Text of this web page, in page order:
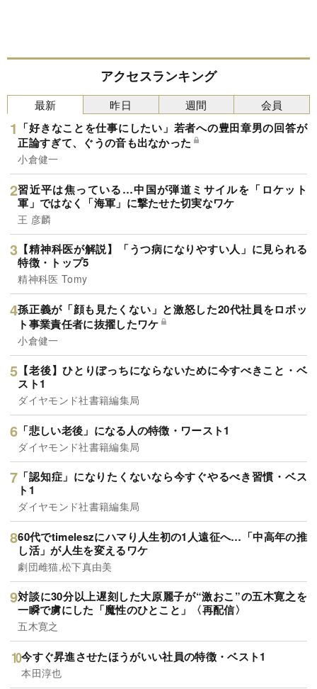
アクセスランキング
最新
「好きなことを仕事にしたい」若者への豊田章男の回答が
正論すぎて、ぐうの音も出なかった
小倉健一
習近平は焦っている…中国が弾道ミサイルを「ロケット
軍」ではなく「海軍」に撃たせた切実なワケ
王 彦麟
【精神科医が解説】「うつ病になりやすい人」に見られる
特徴・トップ5
精神科医 Tomy
孫正義が「顔も見たくない」と激怒した20代社員をロボッ
ト事業責任者に抜擢したワケ
小倉健一
【老後】ひとりぼっちにならないために今すべきこと・ベ
スト1
ダイヤモンド社書籍編集局
「悲しい老後」になる人の特徴・ワースト1
ダイヤモンド社書籍編集局
「認知症」になりたくないなら今すぐやるべき習慣・ベス
ト1
ダイヤモンド社書籍編集局
60代でtimeleszにハマり人生初の1人遠征へ…「中高年の推
し活」が人生を変えるワケ
劇団雌猫,松下真由美
対談に30分以上遅刻した大原麗子が“激おこ”の五木寛之を
一瞬で虜にした「魔性のひとこと」〈再配信〉
五木寛之
今すぐ昇進させたほうがいい社員の特徴・ベスト1
本田淳也
昨日 週間 会員